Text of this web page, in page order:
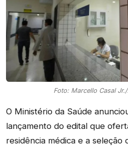
Foto: Marcello Casal
O Ministério da Saúde
lançamento do edital que
residência médica e a seleção